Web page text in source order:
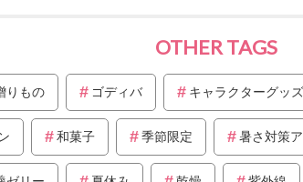
OTHER TAGS
りもの ゴディバ キャラクターグッズ
和菓子 季節限定 暑さ対策